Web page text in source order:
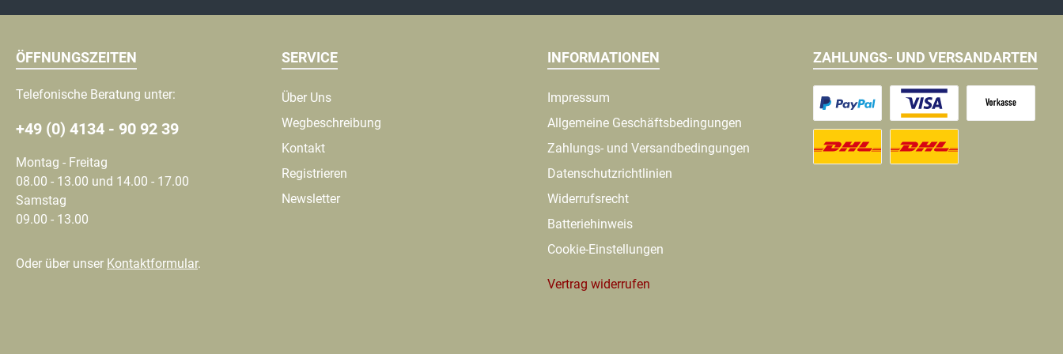
ÖFFNUNGSZEITEN
Telefonische Beratung unter:
+49 (0) 4134 - 90 92 39
Montag - Freitag
08.00 - 13.00 und 14.00 - 17.00
Samstag
09.00 - 13.00
Oder über unser Kontaktformular.
SERVICE
Über Uns
Wegbeschreibung
Kontakt
Registrieren
Newsletter
INFORMATIONEN
Impressum
Allgemeine Geschäftsbedingungen
Zahlungs- und Versandbedingungen
Datenschutzrichtlinien
Widerrufsrecht
Batteriehinweis
Cookie-Einstellungen
Vertrag widerrufen
ZAHLUNGS- UND VERSANDARTEN